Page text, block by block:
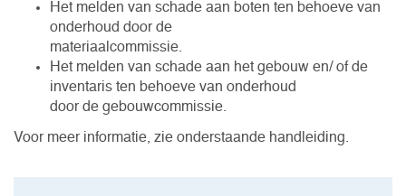
Het melden van schade aan boten ten behoeve van
onderhoud door de
materiaalcommissie.
Het melden van schade aan het gebouw en/ of de
inventaris ten behoeve van onderhoud
door de gebouwcommissie.
Voor meer informatie, zie onderstaande handleiding.